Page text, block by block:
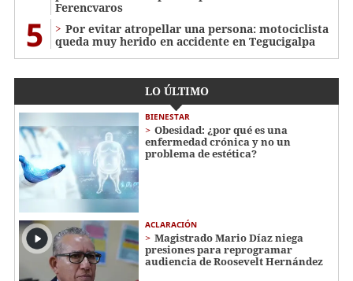
Ferencvaros
5
Por evitar atropellar una persona: motociclista
queda muy herido en accidente en Tegucigalpa
LO ÚLTIMO
BIENESTAR
Obesidad: ¿por qué es una
enfermedad crónica y no un
problema de estética?
ACLARACIÓN
Magistrado Mario Díaz niega
presiones para reprogramar
audiencia de Roosevelt Hernández